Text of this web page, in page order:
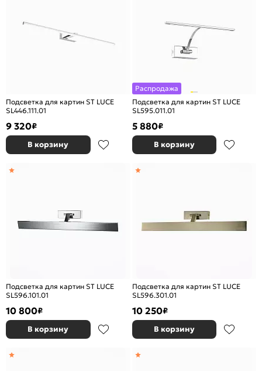
Подсветка для картин ST LUCE
SL446.111.01
9 320₽
В корзину
Распродажа
Подсветка для картин ST LUCE
SL595.011.01
5 880₽
В корзину
Подсветка для картин ST LUCE
SL596.101.01
10 800₽
В корзину
Подсветка для картин ST LUCE
SL596.301.01
10 250₽
В корзину